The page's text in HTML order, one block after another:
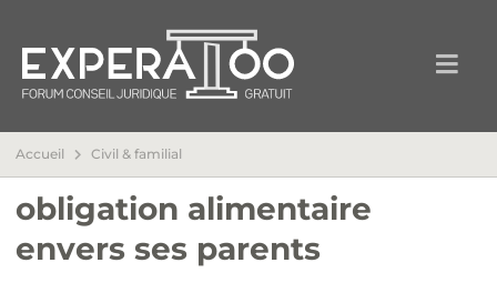
Accueil Civil & familial
obligation alimentaire
envers ses parents